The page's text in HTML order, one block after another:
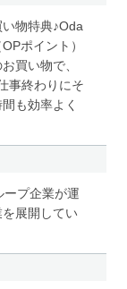
物特典♪Oda
ポイント）
買い物で、
事終わりにそ
も効率よく
プ企業が運
展開してい